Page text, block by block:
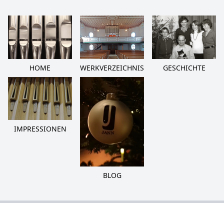
HOME WERKVERZEICHNIS GESCHICHTE
IMPRESSIONEN
BLOG